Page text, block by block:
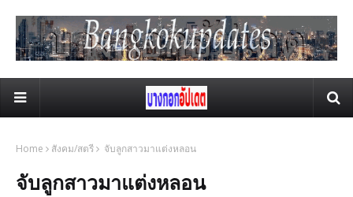
Home สังคม/สตรี จับลูกสาวมาแต่งหลอน
จับลูกสาวมาแต่งหลอน